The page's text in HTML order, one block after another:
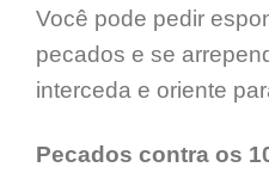
Você pode pedir
pecados e se
interceda e oriente
Pecados contra os